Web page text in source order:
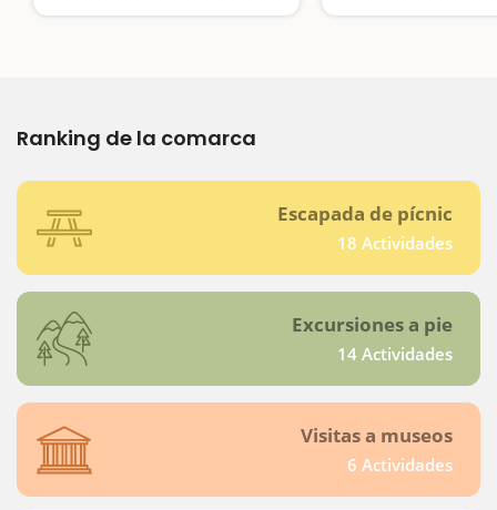
Ranking de la comarca
Escapada de pícnic
18 Actividades
Excursiones a pie
14 Actividades
Visitas a museos
6 Actividades